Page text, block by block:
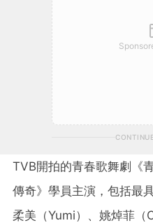
TVB開拍的青春歌舞劇《
傳奇》學員主演，包括最
柔美（Yumi）、姚焯菲（